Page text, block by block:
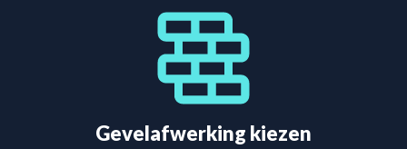
Gevelafwerking kiezen